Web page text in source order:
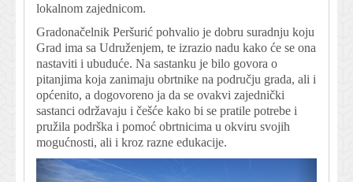
lokalnom zajednicom.
Gradonačelnik Peršurić pohvalio je dobru suradnju koju
Grad ima sa Udruženjem, te izrazio nadu kako će se ona
nastaviti i ubuduće. Na sastanku je bilo govora o
pitanjima koja zanimaju obrtnike na području grada, ali i
općenito, a dogovoreno ja da se ovakvi zajednički
sastanci održavaju i češće kako bi se pratile potrebe i
pružila podrška i pomoć obrtnicima u okviru svojih
mogućnosti, ali i kroz razne edukacije.